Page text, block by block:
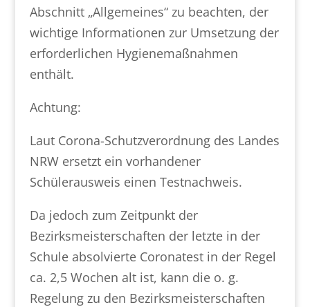
Abschnitt „Allgemeines“ zu beachten, der
wichtige Informationen zur Umsetzung der
erforderlichen Hygienemaßnahmen
enthält.
Achtung:
Laut Corona-Schutzverordnung des Landes
NRW ersetzt ein vorhandener
Schülerausweis einen Testnachweis.
Da jedoch zum Zeitpunkt der
Bezirksmeisterschaften der letzte in der
Schule absolvierte Coronatest in der Regel
ca. 2,5 Wochen alt ist, kann die o. g.
Regelung zu den Bezirksmeisterschaften